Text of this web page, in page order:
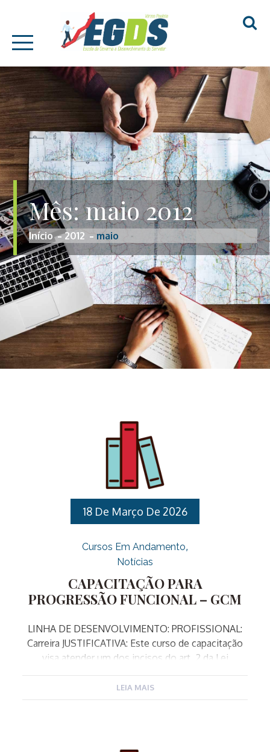
content
Mês:maio 2012
Início 2012 maio
18 De Março De 2026
Cursos Em Andamento
Notícias
CAPACITAÇÃO PARA
PROGRESSÃO FUNCIONAL – GCM
LINHA DE DESENVOLVIMENTO: PROFISSIONAL:
Carreira JUSTIFICATIVA: Este curso de capacitação
visa atender um dos incisos do art. 2 da Lei
182/2007, e dispõe sobre os critérios exigidos para
LEIA MAIS